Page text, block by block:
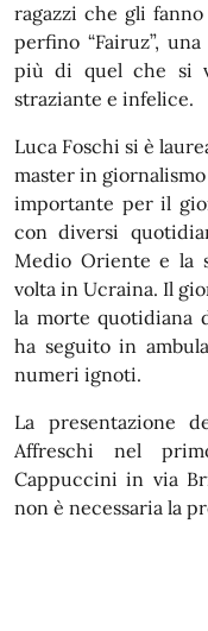
ragazzi che gli
perfino “Fairuz”,
più di quel che si
straziante e infelice.
Luca Foschi si è
master in
importante per il
con diversi
Medio Oriente e la
volta in Ucraina. Il
la morte quotidiana
ha seguito in
numeri ignoti.
La presentazione
Affreschi nel
Cappuccini in via
non è necessaria la